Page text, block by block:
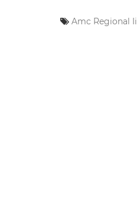
Amc Regional Ii